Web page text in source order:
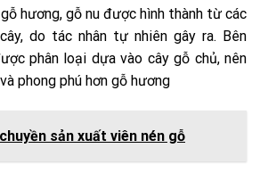
hương, gỗ nu được hình thành từ các
do tác nhân tự nhiên gây ra. Bên
phân loại dựa vào cây gỗ chủ, nên
phong phú hơn gỗ hương
sản xuất viên nén gỗ